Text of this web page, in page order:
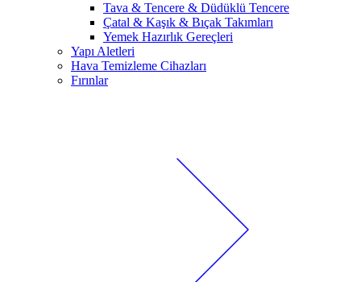
Tava & Tencere & Düdüklü Tencere
Çatal & Kaşık & Bıçak Takımları
Yemek Hazırlık Gereçleri
Yapı Aletleri
Hava Temizleme Cihazları
Fırınlar